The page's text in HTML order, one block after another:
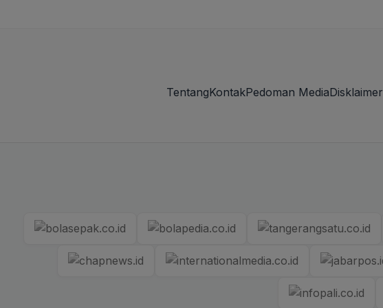
TentangKontakPedoman MediaDisklaimer